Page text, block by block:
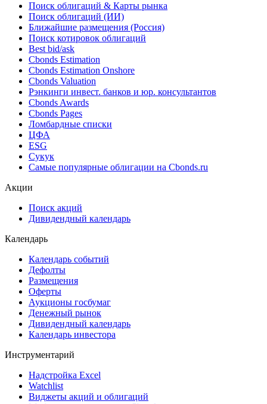
Поиск облигаций & Карты рынка
Поиск облигаций (ИИ)
Ближайшие размещения (Россия)
Поиск котировок облигаций
Best bid/ask
Cbonds Estimation
Cbonds Estimation Onshore
Cbonds Valuation
Рэнкинги инвест. банков и юр. консультантов
Cbonds Awards
Cbonds Pages
Ломбардные списки
ЦФА
ESG
Сукук
Самые популярные облигации на Cbonds.ru
Акции
Поиск акций
Дивидендный календарь
Календарь
Календарь событий
Дефолты
Размещения
Оферты
Аукционы госбумаг
Денежный рынок
Дивидендный календарь
Календарь инвестора
Инструментарий
Надстройка Excel
Watchlist
Виджеты акций и облигаций